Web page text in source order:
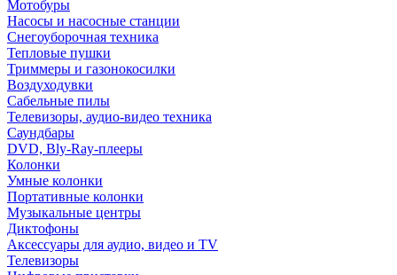
Мотобуры
Насосы и насосные станции
Снегоуборочная техника
Тепловые пушки
Триммеры и газонокосилки
Воздуходувки
Сабельные пилы
Телевизоры, аудио-видео техника
Саундбары
DVD, Bly-Ray-плееры
Колонки
Умные колонки
Портативные колонки
Музыкальные центры
Диктофоны
Аксессуары для аудио, видео и TV
Телевизоры